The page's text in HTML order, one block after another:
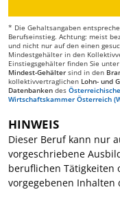
* Die Gehaltsangaben
Berufseinstieg. Achtung: meist
und nicht nur auf den einen
Mindestgehälter in den
Einstiegsgehälter finden Sie unter
Mindest-Gehälter sind in den
kollektivvertraglichen Lohn- und
Datenbanken des
Wirtschaftskammer Österreich
HINWEIS
Dieser Beruf kann nur
vorgeschriebene
beruflichen Tätigkeiten
vorgegebenen Inhalten